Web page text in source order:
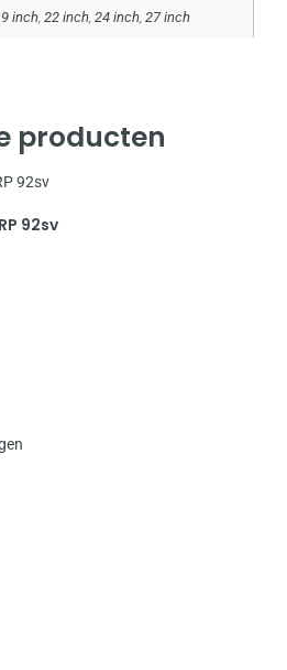
inch 22 inch 24 inch 27 inch
producten
92sv